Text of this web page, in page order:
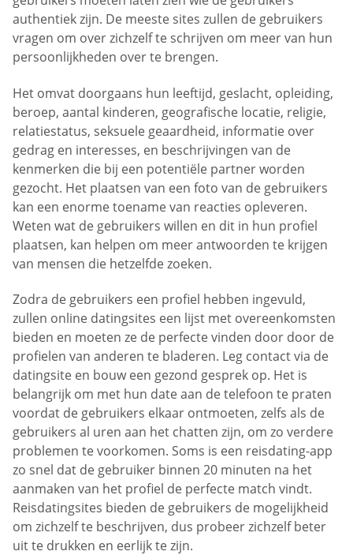
authentiek zijn. De meeste sites zullen de gebruikers
vragen om over zichzelf te schrijven om meer van hun
persoonlijkheden over te brengen.
Het omvat doorgaans hun leeftijd, geslacht, opleiding,
beroep, aantal kinderen, geografische locatie, religie,
relatiestatus, seksuele geaardheid, informatie over
gedrag en interesses, en beschrijvingen van de
kenmerken die bij een potentiële partner worden
gezocht. Het plaatsen van een foto van de gebruikers
kan een enorme toename van reacties opleveren.
Weten wat de gebruikers willen en dit in hun profiel
plaatsen, kan helpen om meer antwoorden te krijgen
van mensen die hetzelfde zoeken.
Zodra de gebruikers een profiel hebben ingevuld,
zullen online datingsites een lijst met overeenkomsten
bieden en moeten ze de perfecte vinden door door de
profielen van anderen te bladeren. Leg contact via de
datingsite en bouw een gezond gesprek op. Het is
belangrijk om met hun date aan de telefoon te praten
voordat de gebruikers elkaar ontmoeten, zelfs als de
gebruikers al uren aan het chatten zijn, om zo verdere
problemen te voorkomen. Soms is een reisdating-app
zo snel dat de gebruiker binnen 20 minuten na het
aanmaken van het profiel de perfecte match vindt.
Reisdatingsites bieden de gebruikers de mogelijkheid
om zichzelf te beschrijven, dus probeer zichzelf beter
uit te drukken en eerlijk te zijn.